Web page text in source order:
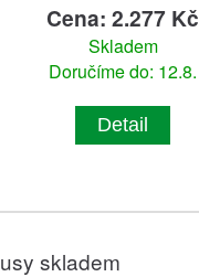
Cena: 2.277 Kč
Skladem
Doručíme do: 12.8.
Detail
skladem